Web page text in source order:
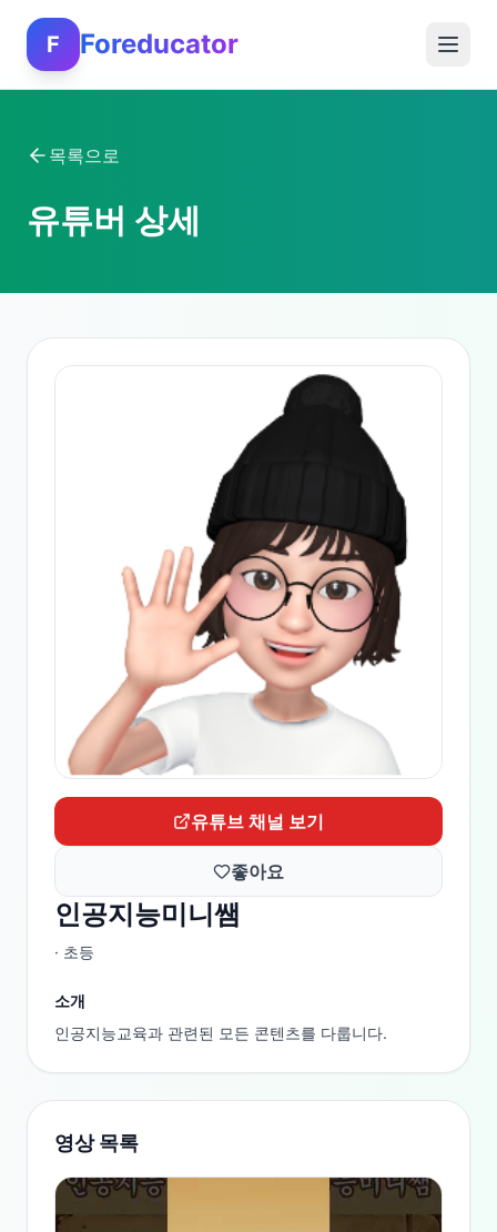
F Foreducator
목록으로
유튜버 상세
유튜브 채널 보기
좋아요
인공지능미니쌤
· 초등
소개
인공지능교육과 관련된 모든 콘텐츠를 다룹니다.
영상 목록